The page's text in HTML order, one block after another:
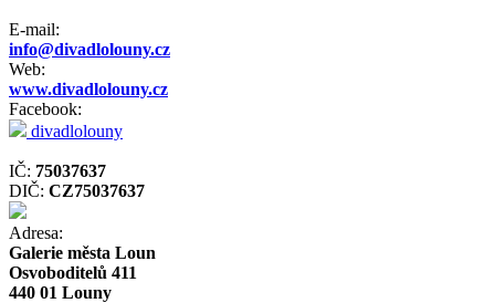
E-mail:
info@divadlolouny.cz
Web:
www.divadlolouny.cz
Facebook:
divadlolouny
IČ: 75037637
DIČ: CZ75037637
Adresa:
Galerie města Loun
Osvoboditelů 411
440 01 Louny